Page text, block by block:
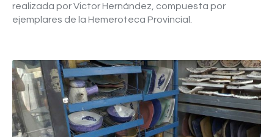
realizada por Victor Hernández, compuesta por
ejemplares de la Hemeroteca Provincial.